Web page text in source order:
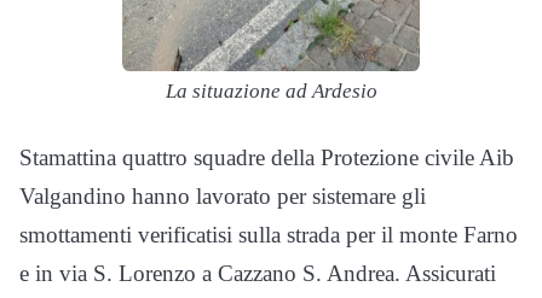
La situazione ad Ardesio
Stamattina quattro squadre della Protezione civile Aib
Valgandino hanno lavorato per sistemare gli
smottamenti verificatisi sulla strada per il monte Farno
e in via S. Lorenzo a Cazzano S. Andrea. Assicurati